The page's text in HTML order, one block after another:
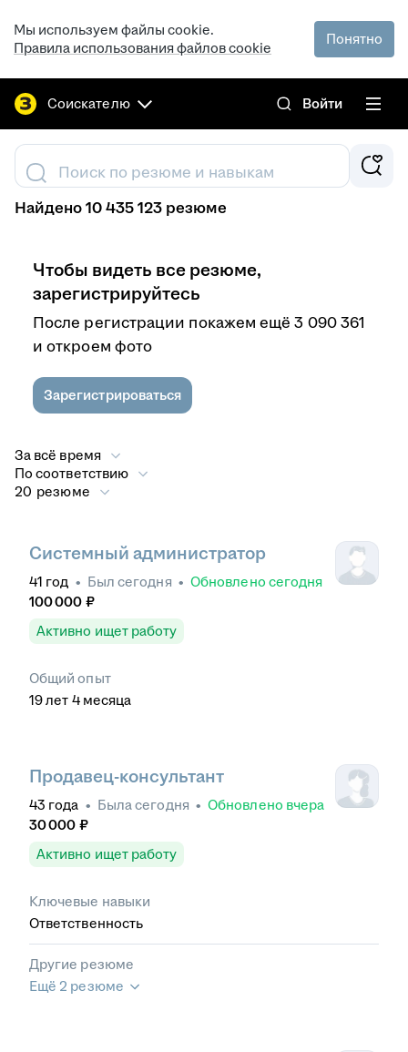
Мы используем файлы cookie.
Правила использования файлов cookie
Понятно
Соискателю Войти
Поиск по резюме и навыкам
Найдено 10 435 123 резюме
Чтобы видеть все резюме,
зарегистрируйтесь
После регистрации покажем ещё 3 090 361
и откроем фото
Зарегистрироваться
За всё время
По соответствию
20 резюме
Системный администратор
41 год • Был сегодня • Обновлено сегодня
100 000 ₽
Активно ищет работу
Общий опыт
19лет 4 месяца
Продавец-консультант
43 года • Быласегодня • Обновлено вчера
30 000 ₽
Активно ищет работу
Ключевые навыки
Ответственность
Другие резюме
Ещё 2 резюме